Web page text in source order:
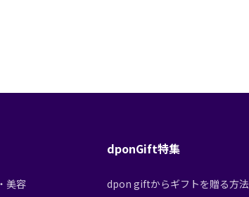
美容
dponGift特集
dpon giftからギフトを贈る方法